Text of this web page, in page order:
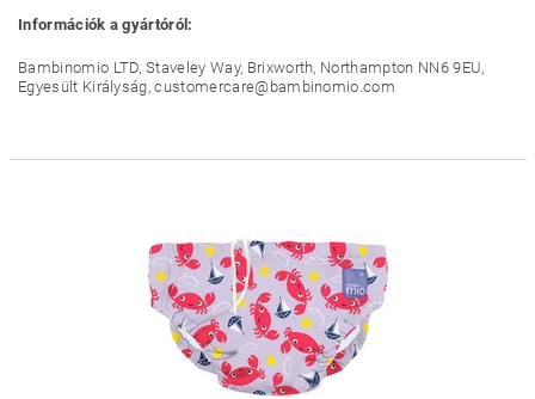
Információk a gyártóról:
Bambinomio LTD, Staveley Way, Brixworth, Northampton NN6 9EU,
Egyesült Királyság, customercare@bambinomio.com